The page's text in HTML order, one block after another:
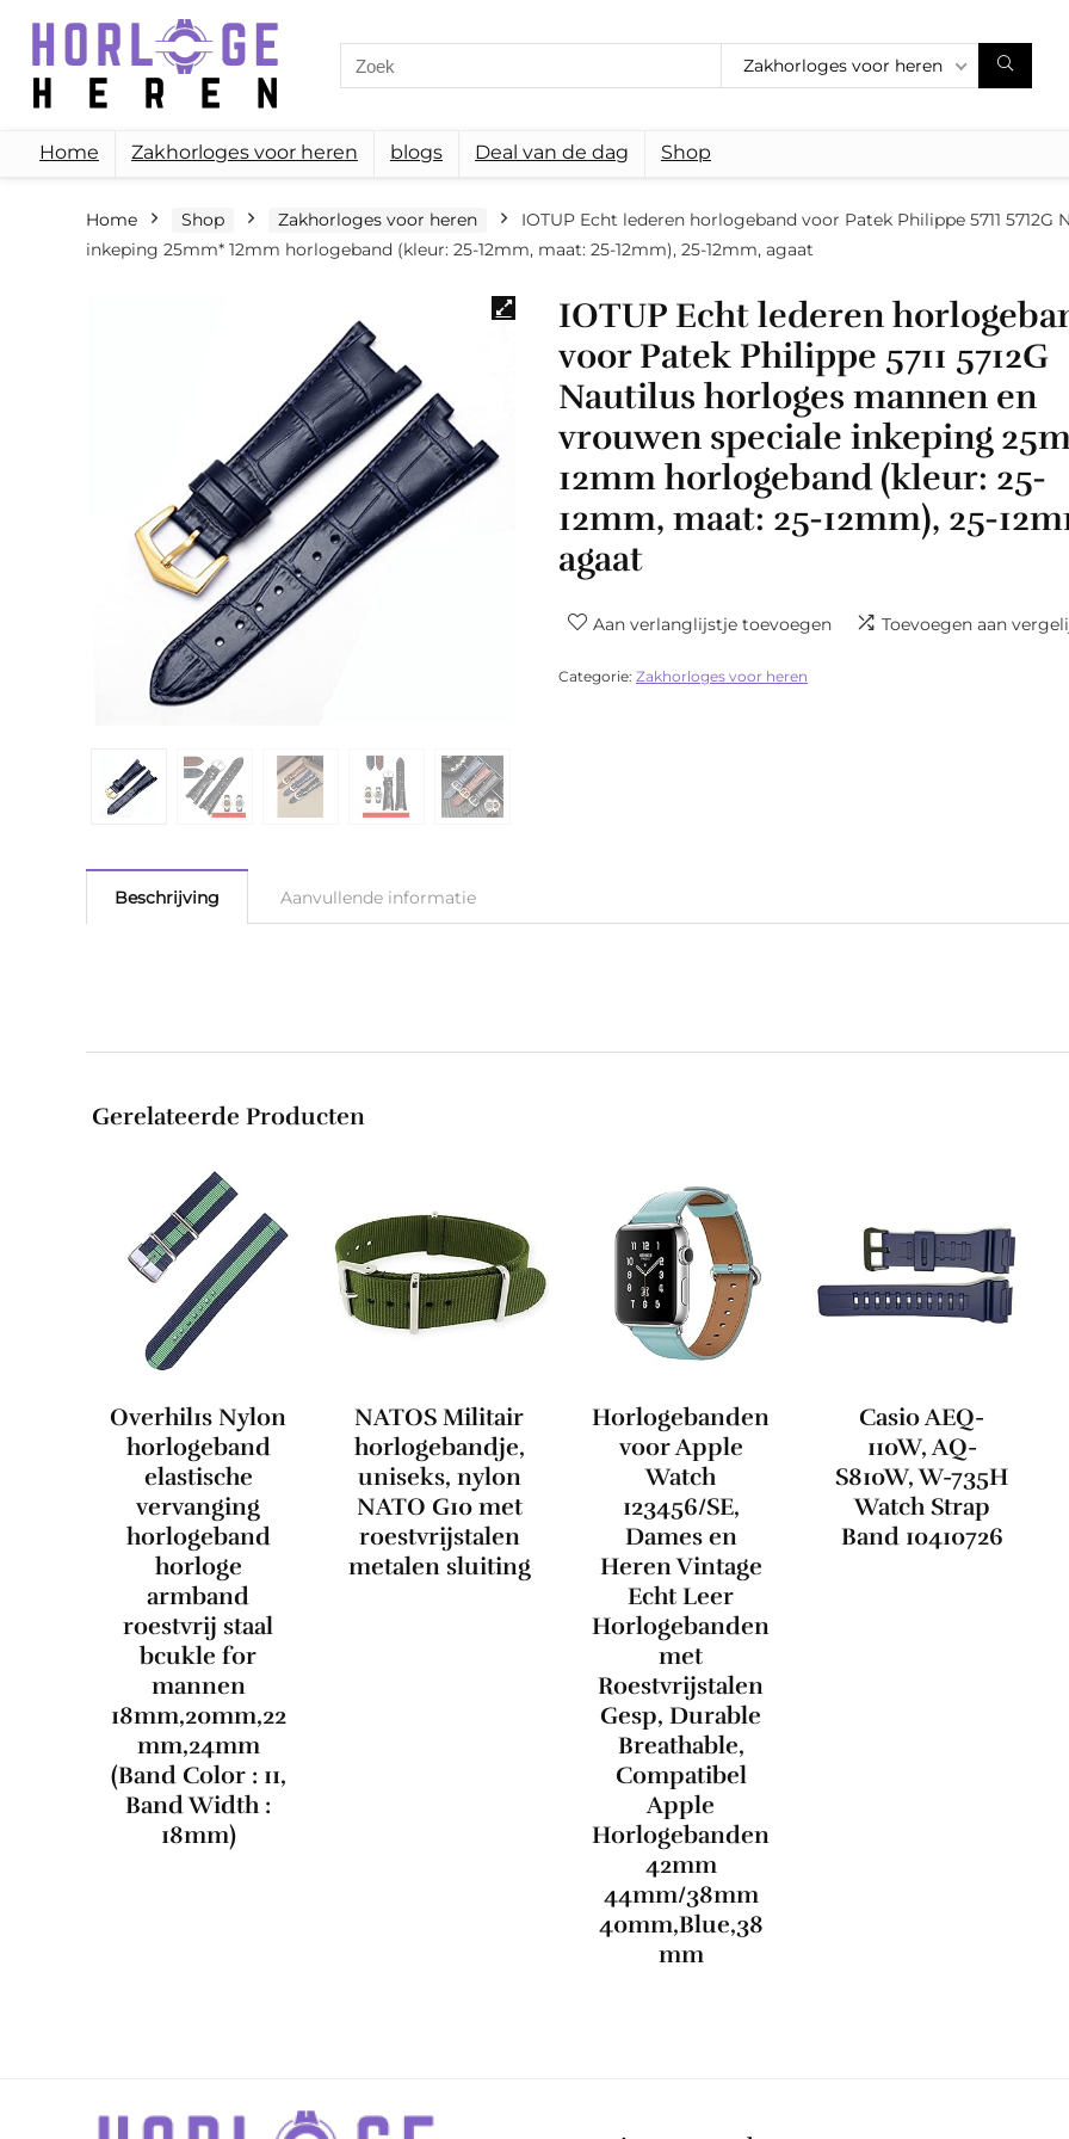
for:
Zakhorloges voor heren
Home Zakhorloges voor heren blogs Deal van de dag Shop
Home Shop Zakhorloges voor heren
IOTUP Echt lederen horlogeband voor Patek Philippe 5711
inkeping 25mm* 12mm horlogeband (kleur: 25-12mm, maat: 25-12mm), 25-12mm, agaat
IOTUP Echt lederen
voor Patek Philippe 5711 5712G
Nautilus horloges mannen en
vrouwen speciale inkeping
12mm horlogeband (kleur: 25-
12mm, maat: 25-12mm), 25-
agaat
Aan verlanglijstje toevoegen Toevoegen aan
Categorie: Zakhorloges voor heren
Beschrijving Aanvullende informatie
Gerelateerde Producten
Overhil1s Nylon
horlogeband
elastische
vervanging
horlogeband
horloge
armband
roestvrij staal
bcukle for
mannen
18mm,20mm,22
mm,24mm
(Band Color : 11,
Band Width :
18mm)
NATOS Militair
horlogebandje,
uniseks, nylon
NATO G10 met
roestvrijstalen
metalen sluiting
Horlogebanden
voor Apple
Watch
123456/SE,
Dames en
Heren Vintage
Echt Leer
Horlogebanden
met
Roestvrijstalen
Gesp, Durable
Breathable,
Compatibel
Apple
Horlogebanden
42mm
44mm/38mm
40mm,Blue,38
mm
Casio AEQ-
110W, AQ-
S810W, W-735H
Watch Strap
Band 10410726